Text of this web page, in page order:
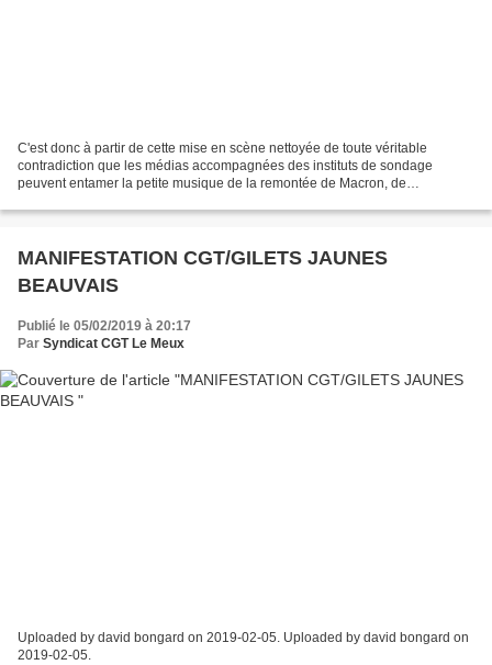
C'est donc à partir de cette mise en scène nettoyée de toute véritable
contradiction que les médias accompagnées des instituts de sondage
peuvent entamer la petite musique de la remontée de Macron, de
MANIFESTATION CGT/GILETS JAUNES
BEAUVAIS
Publié le 05/02/2019 à 20:17
Par Syndicat CGT Le Meux
Uploaded by david bongard on 2019-02-05. Uploaded by david bongard on
2019-02-05.